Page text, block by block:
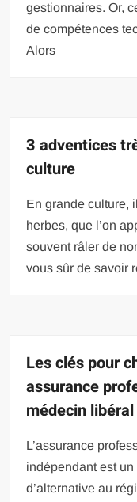
gestionnaires. Or,
de compétences
Alors
3 adventices
culture
En grande culture,
herbes, que l’on
souvent râler de
vous sûr de savoir
Les clés pour
assurance
médecin libéral
L’assurance
indépendant est
d’alternative au